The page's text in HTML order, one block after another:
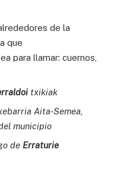
de la
que
para llamar: cuernos,
txikiak
Aita-Semea,
municipio
de Erraturie